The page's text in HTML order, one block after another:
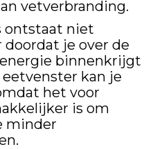
vetverbranding.
ontstaat niet
doordat je over de
binnenkrijgt
kan je
het voor
is om
minder